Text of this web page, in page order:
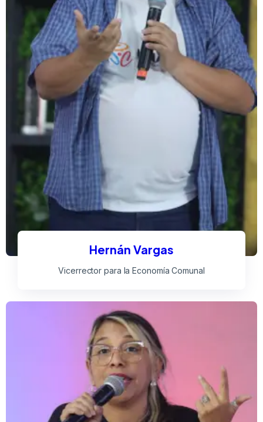
Hernán Vargas
Vicerrector para la Economía Comunal